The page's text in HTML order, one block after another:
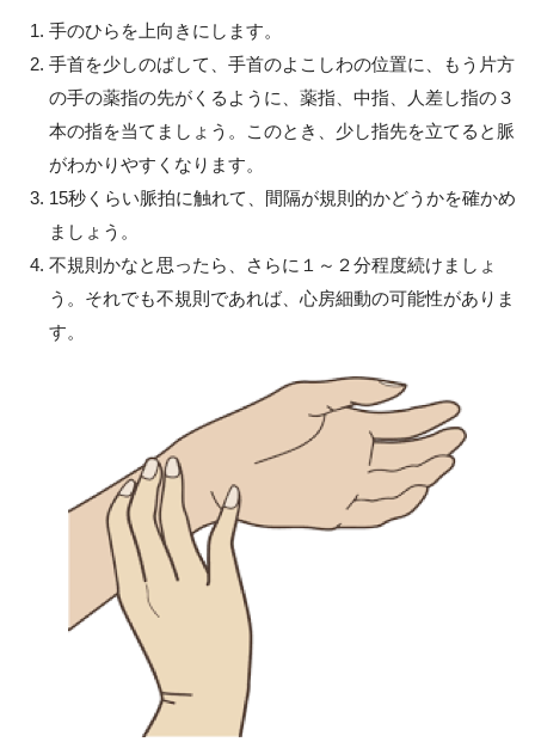
手のひらを上向きにします。
手首を少しのばして、手首のよこしわの位置に、もう片方
の手の薬指の先がくるように、薬指、中指、人差し指の３
本の指を当てましょう。このとき、少し指先を立てると脈
がわかりやすくなります。
15秒くらい脈拍に触れて、間隔が規則的かどうかを確かめ
ましょう。
不規則かなと思ったら、さらに１～２分程度続けましょ
う。それでも不規則であれば、心房細動の可能性がありま
す。